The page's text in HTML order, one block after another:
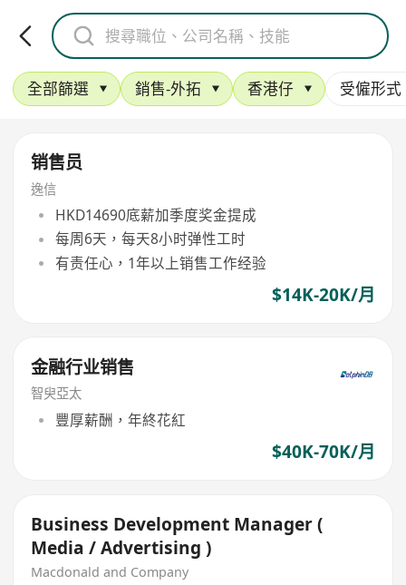
全部篩選 銷售-外拓 香港仔 受僱形式
销售员
逸信
HKD14690底薪加季度奖金提成
每周6天，每天8小时弹性工时
有责任心，1年以上销售工作经验
$14K-20K/月
金融行业销售
智臾亞太
豐厚薪酬，年終花紅
$40K-70K/月
Business Development Manager (
Media / Advertising )
Macdonald and Company